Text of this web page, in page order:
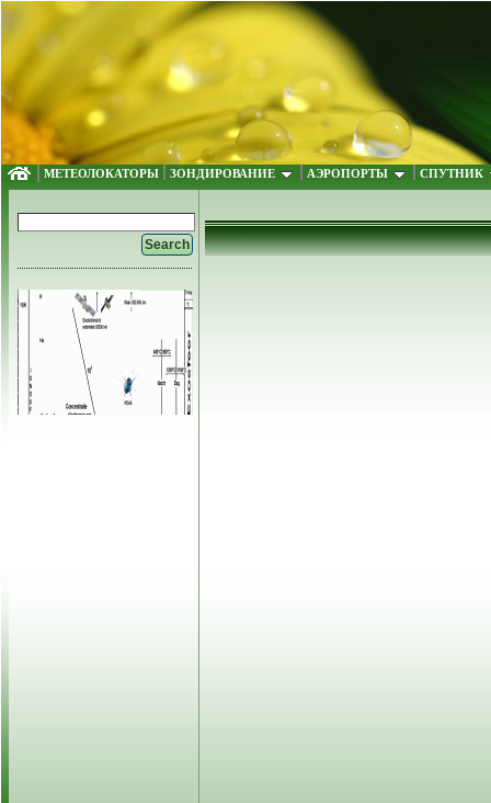
МЕТЕОЛОКАТОРЫ ЗОНДИРОВАНИЕ АЭРОПОРТЫ СПУТНИК